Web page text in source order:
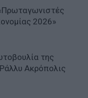
2026»
της
Ακρόπολις